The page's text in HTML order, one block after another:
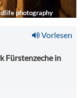
photography
Vorlesen
Fürstenzeche in